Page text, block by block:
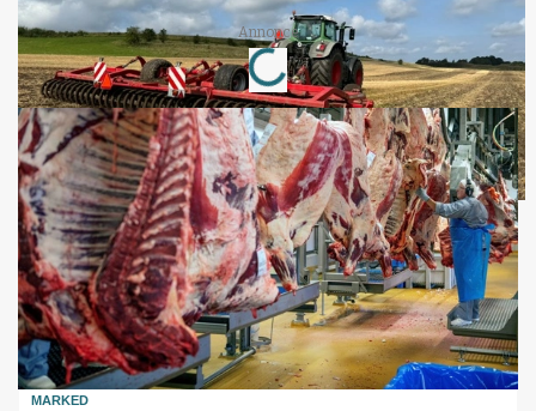
Annonce
Loading...
MARKED